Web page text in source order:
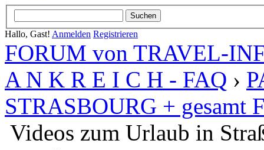
Hallo, Gast! Anmelden Registrieren
FORUM von TRAVEL-
A N K R E I C H - FAQ ›
STRASBOURG + gesamt
Videos zum Urlaub in